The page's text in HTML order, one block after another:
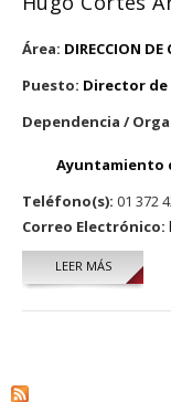
Área: DIRECCION DE
Puesto: Director de
Dependencia /
Ayuntamiento
Teléfono(s): 01 372
Correo Electrónico:
LEER MÁSSOBRE